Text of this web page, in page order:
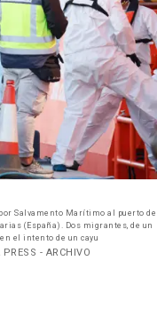
Salvamento Marítimo al puerto de
(España). Dos migrantes, de un
el intento de un cayu
- ARCHIVO